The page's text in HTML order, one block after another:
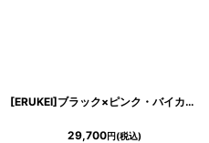
[ERUKEI]ブラック×ピンク・バイカラー・ハイウエスト・スリット・ノースリーブ・Aライン・ロングドレス[山崎みどり着用]《送料＆代引き手数料無料》
29,700円(税込)